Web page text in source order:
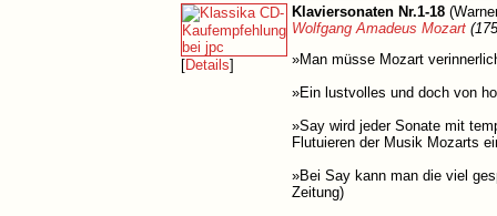
[Details]
Klaviersonaten Nr.1-18
Wolfgang Amadeus Mozart
»Man müsse Mozart
»Ein lustvolles und doch von
»Say wird jeder Sonate mit
Flutuieren der Musik Mozarts
»Bei Say kann man die viel
Zeitung)